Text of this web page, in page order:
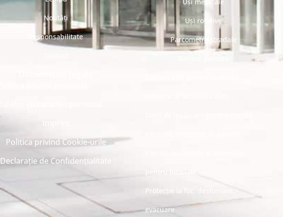
Noutăți
Responsabilitate
Politica privind Cookie-urile
Declarație de Confidențialitate
Uși rotative
Parcometre stradale
Protecție la foc, desfumare,
evacuare